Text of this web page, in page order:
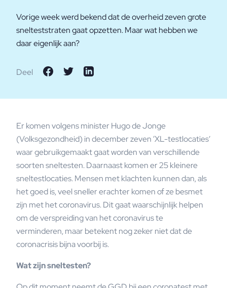
Vorige week werd bekend dat de overheid zeven grote
snelteststraten gaat opzetten. Maar wat hebben we
daar eigenlijk aan?
Deel
Er komen volgens minister Hugo de Jonge
(Volksgezondheid) in december zeven ‘XL-testlocaties’
waar gebruikgemaakt gaat worden van verschillende
soorten sneltesten. Daarnaast komen er 25 kleinere
sneltestlocaties. Mensen met klachten kunnen dan, als
het goed is, veel sneller erachter komen of ze besmet
zijn met het coronavirus. Dit gaat waarschijnlijk helpen
om de verspreiding van het coronavirus te
verminderen, maar betekent nog zeker niet dat de
coronacrisis bijna voorbij is.
Wat zijn sneltesten?